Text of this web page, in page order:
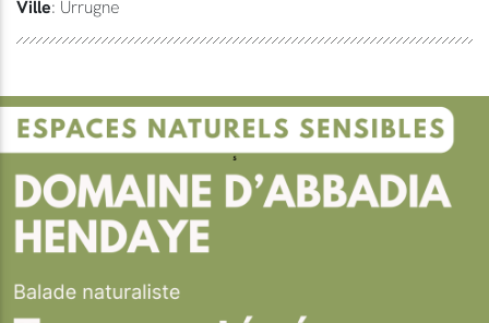
Ville: Urrugne